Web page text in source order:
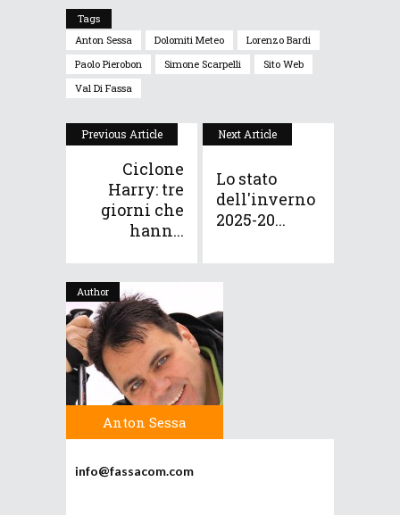
Tags
Anton Sessa
Dolomiti Meteo
Lorenzo Bardi
Paolo Pierobon
Simone Scarpelli
Sito Web
Val Di Fassa
Previous Article
Ciclone
Harry: tre
giorni che
hann...
Next Article
Lo stato
dell'inverno
2025-20...
Author
Anton Sessa
info@fassacom.com